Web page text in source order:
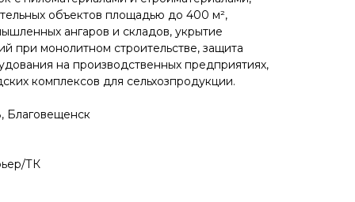
объектов площадью до 400 м²,
ангаров и складов, укрытие
при монолитном строительстве, защита
на производственных предприятиях,
комплексов для сельхозпродукции.
Благовещенск
ТК